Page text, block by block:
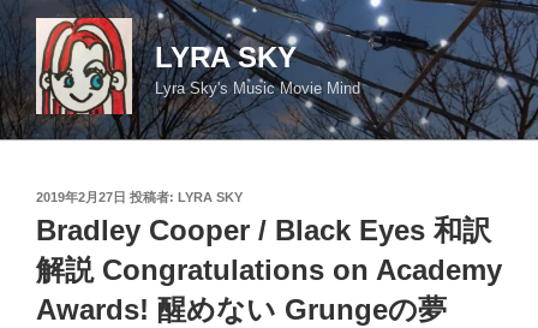
コ
ン
テ
ン
ツ
LYRA SKY
Lyra Sky's Music Movie Mind
投
稿
日:
2019年2月27日 投稿者: LYRA SKY
Bradley Cooper / Black Eyes 和訳
解説 Congratulations on Academy
Awards! 醒めない Grungeの夢